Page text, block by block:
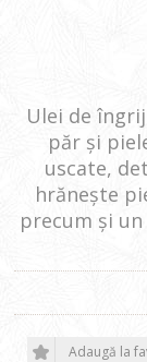
Ulei de
păr și
uscate,
hrănește
precum și
Adaugă la